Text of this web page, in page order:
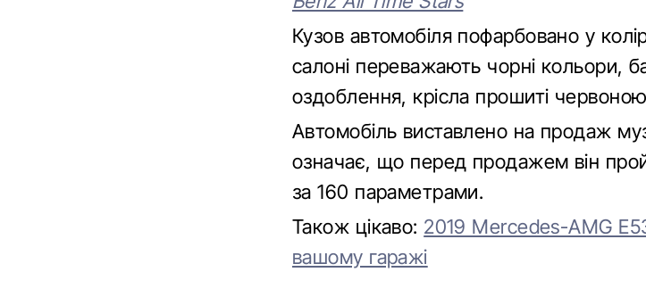
Кузов автомобіля пофарбовано у
салоні переважають чорні кольори,
оздоблення, крісла прошиті
Автомобіль виставлено на продаж
означає, що перед продажем він
за 160 параметрами.
Також цікаво: 2019 Mercedes-AMG
вашому гаражі